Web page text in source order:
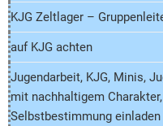
KJG Zeltlager –
auf KJG achten
Jugendarbeit, KJG, Minis,
mit nachhaltigem
Selbstbestimmung einladen